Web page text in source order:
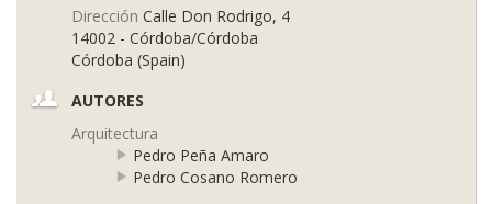
Dirección Calle Don Rodrigo, 4
14002 - Córdoba/Córdoba
Córdoba (Spain)
AUTORES
Arquitectura
Pedro Peña Amaro
Pedro Cosano Romero